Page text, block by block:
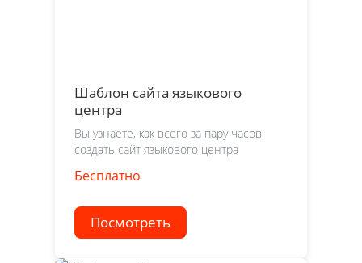
Шаблон сайта языкового
центра
Вы узнаете, как всего за пару часов
создать сайт языкового центра
Бесплатно
Посмотреть